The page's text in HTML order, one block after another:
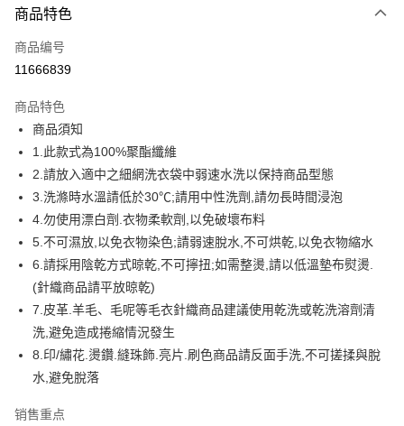
信用卡一次付款
信用卡分期付款
合作金库商业银行
华南商业银行
上海商业储蓄银行
国泰世华商业银行
兆丰国际商业银行
台湾中小企业银行
台中商业银行
汇丰（台湾）商业银行
华泰商业银行
联邦商业银行
远东国际商业银行
元大商业银行
永丰商业银行
玉山商业银行
星展（台湾）商业银行
台新国际商业银行
台湾乐天信用卡公司
6期 0利率，每期
华南商业银行
上海商业储蓄银行
台北富邦商业银行
国泰世华商业银行
兆丰国际商业银行
台湾中小企业银行
台中商业银行
汇丰（台湾）商业银行
华泰商业银行
联邦商业银行
远东国际商业银行
元大商业银行
永丰商业银行
玉山商业银行
台新国际商业银行
中国信托商业银行
台湾乐天信用卡公司
12期 0利率，每期
合作金库商业银行
第一商业银行
上海商业储蓄银行
台北富邦商业银行
国泰世华商业银行
兆丰国际商业银行
台湾中小企业银行
台中商业银行
汇丰（台湾）商业银行
华泰商业银行
联邦商业银行
元大商业银行
永丰商业银行
玉山商业银行
星展（台湾）商业银行
台新国际商业银行
台湾乐天信用卡公司
超商取货付款
LINE Pay
Apple Pay
街口支付
悠遊付
Google Pay
Plus PAY
大哥付你分期
商品特色
商品编号
11666839
商品特色
商品須知
1.此款式為100%聚酯纖維
2.請放入適中之細網洗衣袋中弱速水洗以保持商品型態
3.洗滌時水溫請低於30℃;請用中性洗劑,請勿長時間浸泡
4.勿使用漂白劑.衣物柔軟劑,以免破壞布料
5.不可濕放,以免衣物染色;請弱速脫水,不可烘乾,以免衣物縮水
6.請採用陰乾方式晾乾,不可擰扭;如需整燙,請以低溫墊布熨燙.
(針織商品請平放晾乾)
7.皮革.羊毛、毛呢等毛衣針織商品建議使用乾洗或乾洗溶劑清
洗,避免造成捲縮情況發生
8.印/繡花.燙鑽.縫珠飾.亮片.刷色商品請反面手洗,不可搓揉與脫
水,避免脫落
销售重点